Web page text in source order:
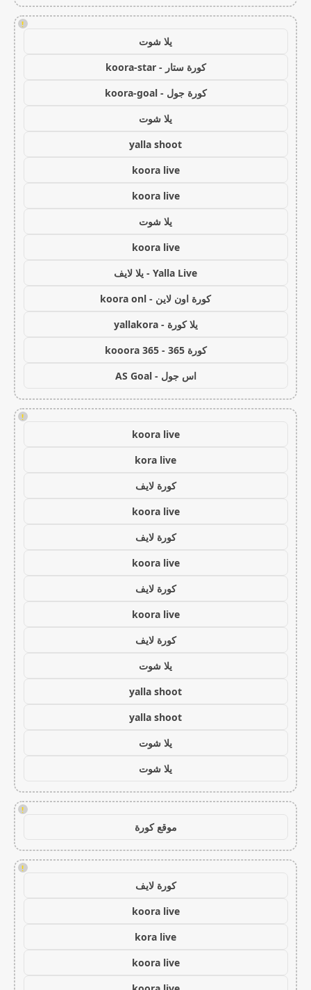
!
يلا شوت
كورة ستار - koora-star
كورة جول - koora-goal
يلا شوت
yalla shoot
koora live
koora live
يلا شوت
koora live
Yalla Live - يلا لايف
كورة اون لاين - koora onl
يلا كورة - yallakora
كورة 365 - kooora 365
اس جول - AS Goal
!
koora live
kora live
كورة لايف
koora live
كورة لايف
koora live
كورة لايف
koora live
كورة لايف
يلا شوت
yalla shoot
yalla shoot
يلا شوت
يلا شوت
!
موقع كورة
!
كورة لايف
koora live
kora live
koora live